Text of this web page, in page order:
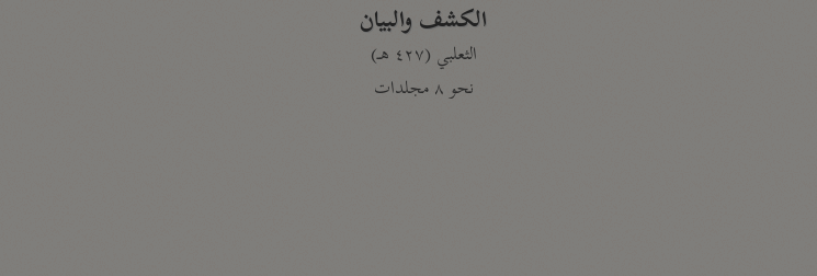
الكشف والبيان
الثعلبي (٤٢٧ هـ)
نحو ٨ مجلدات